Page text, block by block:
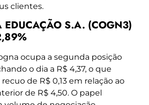
clientes.
S.A. (COGN3)
ocupa a segunda posição
o dia a R$ 4,37, o que
de R$ 0,13 em relação ao
de R$ 4,50. O papel